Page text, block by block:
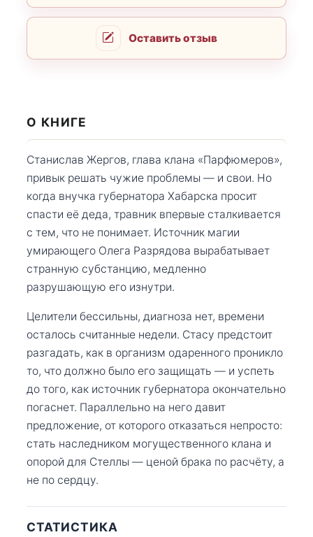
Оставить отзыв
О КНИГЕ
Станислав Жергов, глава клана «Парфюмеров»,
привык решать чужие проблемы — и свои. Но
когда внучка губернатора Хабарска просит
спасти её деда, травник впервые сталкивается
с тем, что не понимает. Источник магии
умирающего Олега Разрядова вырабатывает
странную субстанцию, медленно
разрушающую его изнутри.
Целители бессильны, диагноза нет, времени
осталось считанные недели. Стасу предстоит
разгадать, как в организм одаренного проникло
то, что должно было его защищать — и успеть
до того, как источник губернатора окончательно
погаснет. Параллельно на него давит
предложение, от которого отказаться непросто:
стать наследником могущественного клана и
опорой для Стеллы — ценой брака по расчёту, а
не по сердцу.
СТАТИСТИКА